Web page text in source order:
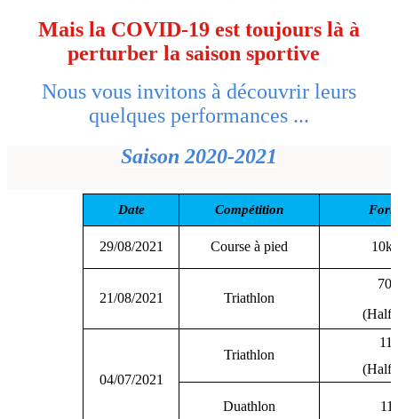
Mais la COVID-19 est toujours là à
perturber la saison sportive
Nous vous invitons à découvrir leurs
quelques performances ...
Saison 2020-2021
Date Compétition
29/08/2021 Course à pied
21/08/2021 Triathlon
(Half
04/07/2021
Triathlon
(Half
Duathlon